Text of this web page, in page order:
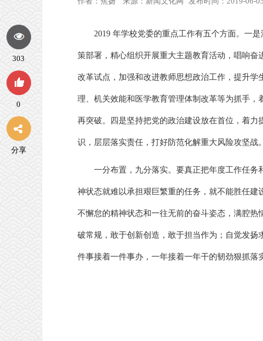
2019 年学校党委的重点工作有五个方面。一
策部署，精心组织开展重大主题教育活动，唱响奋
改革试点，加强和改进教师思想政治工作，提升
理、机关效能和医学教育管理体制改革等为抓手
再突破。四是坚持把党的政治建设放在首位，着
识，层层落实责任，打好防范化解重大风险攻坚战
一分布置，九分落实。要真正把年度工作任
神状态就难以承担艰巨繁重的任务，就不能胜任
不懈怠的精神状态和一往无前的奋斗姿态，满腔热
破常规，敢于创新创造，敢于担当作为 ； 自觉发扬
件事接着一件事办，一年接着一年干的韧劲狠抓落
303
0
分享